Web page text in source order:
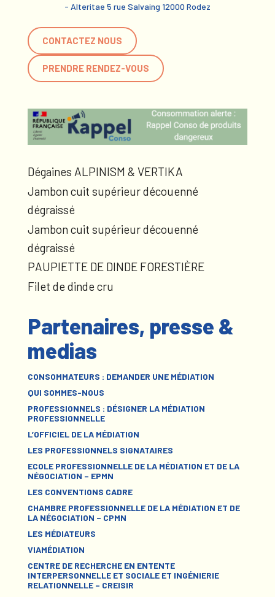
- Alteritae 5 rue Salvaing 12000 Rodez
CONTACTEZ NOUS
PRENDRE RENDEZ-VOUS
Dégaines ALPINISM & VERTIKA
Jambon cuit supérieur découenné
dégraissé
Jambon cuit supérieur découenné
dégraissé
PAUPIETTE DE DINDE FORESTIÈRE
Filet de dinde cru
Partenaires, presse &
medias
CONSOMMATEURS : DEMANDER UNE MÉDIATION
QUI SOMMES-NOUS
PROFESSIONNELS : DÉSIGNER LA MÉDIATION
PROFESSIONNELLE
L’OFFICIEL DE LA MÉDIATION
LES PROFESSIONNELS SIGNATAIRES
ECOLE PROFESSIONNELLE DE LA MÉDIATION ET DE LA
NÉGOCIATION – EPMN
LES CONVENTIONS CADRE
CHAMBRE PROFESSIONNELLE DE LA MÉDIATION ET DE
LA NÉGOCIATION – CPMN
LES MÉDIATEURS
VIAMÉDIATION
CENTRE DE RECHERCHE EN ENTENTE
INTERPERSONNELLE ET SOCIALE ET INGÉNIERIE
RELATIONNELLE – CREISIR